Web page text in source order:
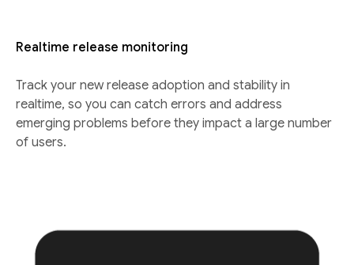
Realtime release monitoring
Track your new release adoption and stability in
realtime, so you can catch errors and address
emerging problems before they impact a large number
of users.